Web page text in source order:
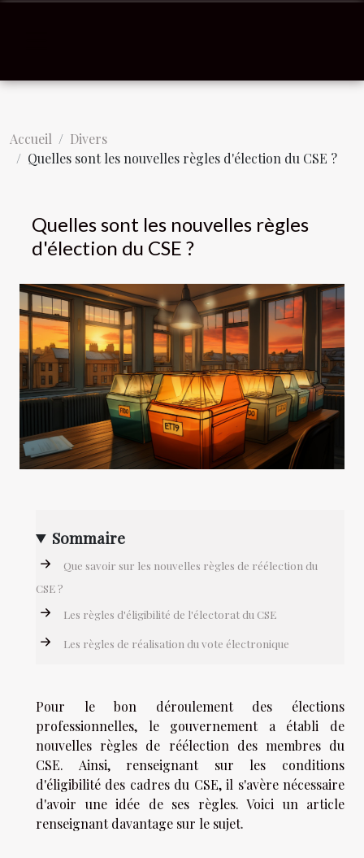
Accueil
Divers
Quelles sont les nouvelles règles d'élection du CSE ?
Quelles sont les nouvelles règles
d'élection du CSE ?
Sommaire
Que savoir sur les nouvelles règles de réélection du
CSE ?
Les règles d'éligibilité de l'électorat du CSE
Les règles de réalisation du vote électronique
Pour le bon déroulement des élections
professionnelles, le gouvernement a établi de
nouvelles règles de réélection des membres du
CSE. Ainsi, renseignant sur les conditions
d'éligibilité des cadres du CSE, il s'avère nécessaire
d'avoir une idée de ses règles. Voici un article
renseignant davantage sur le sujet.